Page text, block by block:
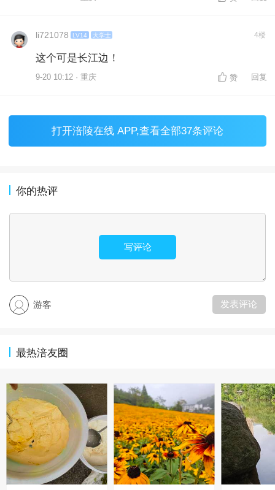
li721078 LV14 大学士 4楼
这个可是长江边！
9-20 10:12 · 重庆 赞 回复
打开涪陵在线 APP,查看全部37条评论
你的热评
写评论
游客 发表评论
最热涪友圈